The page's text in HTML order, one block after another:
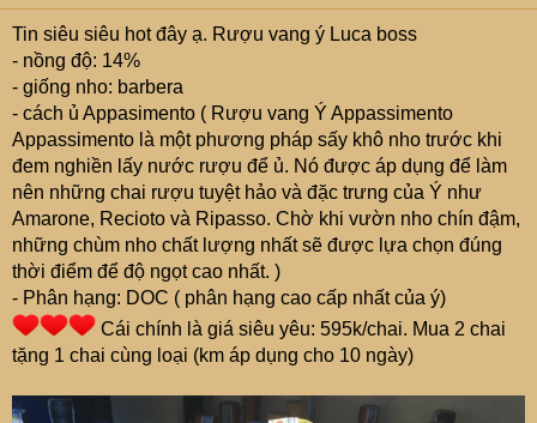
Tin siêu siêu hot đây ạ. Rượu vang ý Luca boss
- nồng độ: 14%
- giống nho: barbera
- cách ủ Appasimento ( Rượu vang Ý Appassimento
Appassimento là một phương pháp sấy khô nho trước khi
đem nghiền lấy nước rượu để ủ. Nó được áp dụng để làm
nên những chai rượu tuyệt hảo và đặc trưng của Ý như
Amarone, Recioto và Ripasso. Chờ khi vườn nho chín đậm,
những chùm nho chất lượng nhất sẽ được lựa chọn đúng
thời điểm để độ ngọt cao nhất. )
- Phân hạng: DOC ( phân hạng cao cấp nhất của ý)
Cái chính là giá siêu yêu: 595k/chai. Mua 2 chai
tặng 1 chai cùng loại (km áp dụng cho 10 ngày)